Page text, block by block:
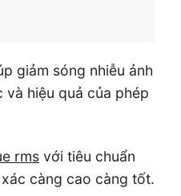
giảm sóng nhiễu ảnh
hiệu quả của phép
rms với tiêu chuẩn
càng cao càng tốt.